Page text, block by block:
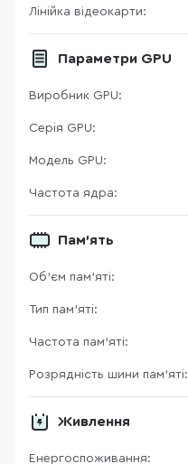
Лінійка відеокарти:
Параметри GPU
Виробник GPU:
Серія GPU:
Модель GPU:
Частота ядра:
Пам'ять
Об’єм пам’яті:
Тип пам’яті:
Частота пам'яті:
Розрядність шини пам'яті:
Живлення
Енергоспоживання: